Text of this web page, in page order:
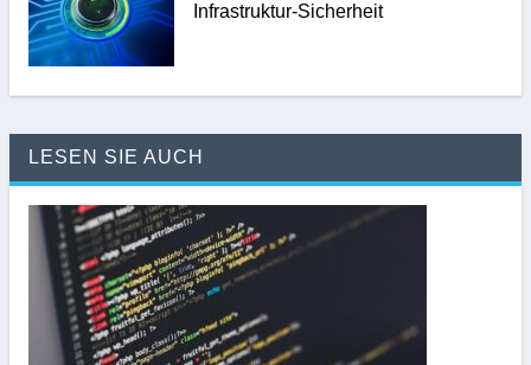
Infrastruktur-Sicherheit
LESEN SIE AUCH